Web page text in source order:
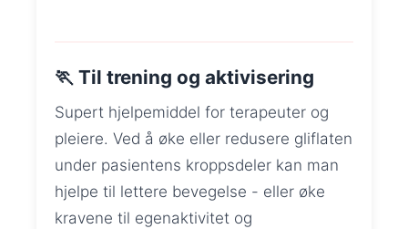
🏃 Til trening og aktivisering
Supert hjelpemiddel for terapeuter og
pleiere. Ved å øke eller redusere gliflaten
under pasientens kroppsdeler kan man
hjelpe til lettere bevegelse - eller øke
kravene til egenaktivitet og